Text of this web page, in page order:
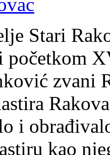
Stari
zvani
i
kao